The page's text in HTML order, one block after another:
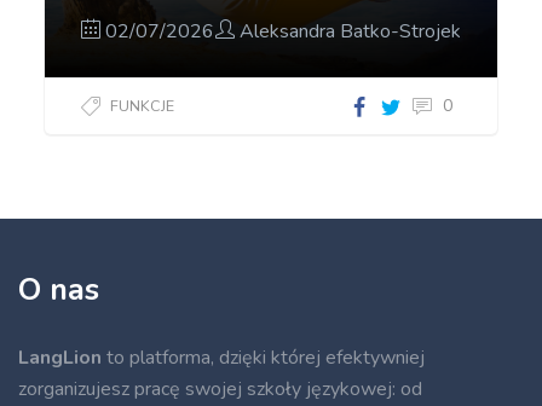
02/07/2026 Aleksandra Batko-Strojek
FUNKCJE 0
O nas
LangLion to platforma, dzięki której efektywniej
zorganizujesz pracę swojej szkoły językowej: od